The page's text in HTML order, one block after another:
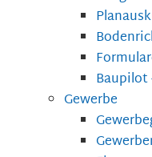
Baupilot
Gewerbe